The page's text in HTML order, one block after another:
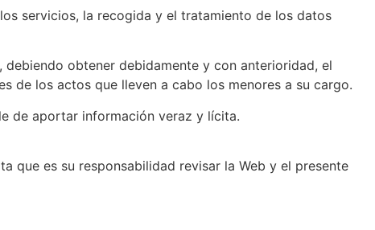
servicios, la recogida y el tratamiento de los datos
obtener debidamente y con anterioridad, el
de los actos que lleven a cabo los menores a su cargo.
de aportar información veraz y lícita.
que es su responsabilidad revisar la Web y el presente